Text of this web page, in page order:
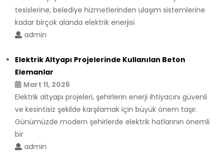
tesislerine, belediye hizmetlerinden ulaşım sistemlerine
kadar birçok alanda elektrik enerjisi
admin
Elektrik Altyapı Projelerinde Kullanılan Beton
Elemanlar
Mart 11, 2026
Elektrik altyapı projeleri, şehirlerin enerji ihtiyacını güvenli
ve kesintisiz şekilde karşılamak için büyük önem taşır.
Günümüzde modern şehirlerde elektrik hatlarının önemli
bir
admin